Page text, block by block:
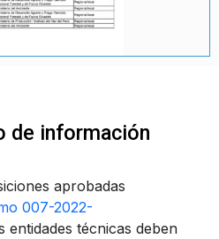
de información
aprobadas
007-2022-
entidades técnicas deben